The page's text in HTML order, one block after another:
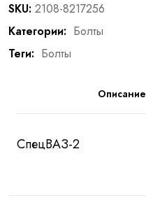
SKU: 2108-8217256
Категории: Болты
Теги: Болты
Описание
СпецВАЗ-2